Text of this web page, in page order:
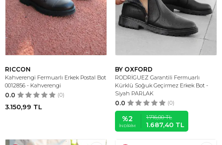
RICCON
Kahverengi Fermuarlı Erkek Postal Bot
0012856 - Kahverengi
0.0 (0)
3.150,99 TL
BY OXFORD
RODRİGUEZ Garantili Fermuarlı
Kürklü Soğuk Geçirmez Erkek Bot -
Siyah PARLAK
0.0 (0)
%2
İNDIRIM
1.716,00TL
1.687,40 TL